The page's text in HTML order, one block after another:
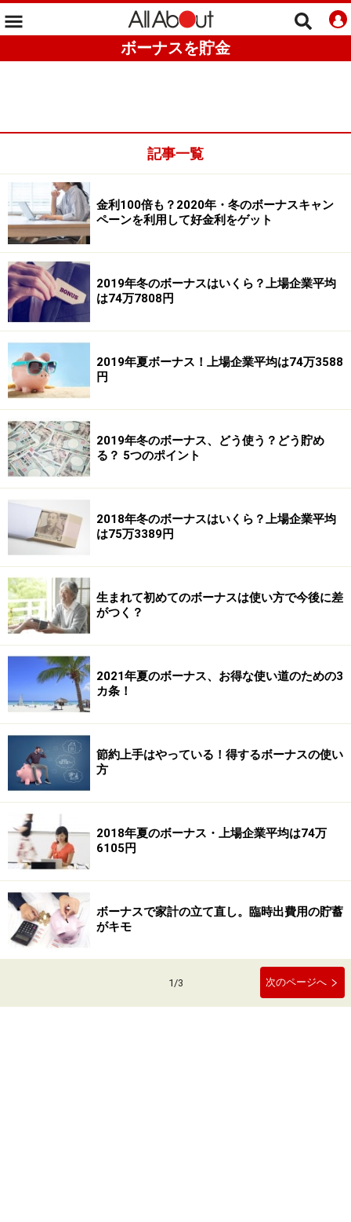
ボーナスを貯金
記事一覧
金利100倍も？2020年・冬のボーナスキャン
ペーンを利用して好金利をゲット
2019年冬のボーナスはいくら？上場企業平均
は74万7808円
2019年夏ボーナス！上場企業平均は74万3588
円
2019年冬のボーナス、どう使う？どう貯め
る？ 5つのポイント
2018年冬のボーナスはいくら？上場企業平均
は75万3389円
生まれて初めてのボーナスは使い方で今後に差
がつく？
2021年夏のボーナス、お得な使い道のための3
カ条！
節約上手はやっている！得するボーナスの使い
方
2018年夏のボーナス・上場企業平均は74万
6105円
ボーナスで家計の立て直し。臨時出費用の貯蓄
がキモ
1/3 次のページへ